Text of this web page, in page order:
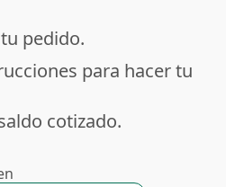
pedido.
para hacer tu
cotizado.